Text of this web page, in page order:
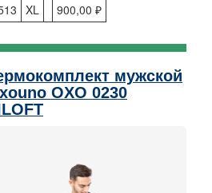
XL 900,00 ₽
мужской
OXO 0230